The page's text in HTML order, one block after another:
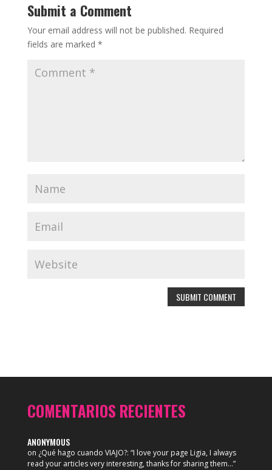
Submit a Comment
Your email address will not be published. Required
fields are marked *
COMENTARIOS RECIENTES
ANONYMOUS
on ¿Qué hago cuando VIAJO?: “I love your page Ligia, I always
read your articles very interesting, thanks for sharing them…”